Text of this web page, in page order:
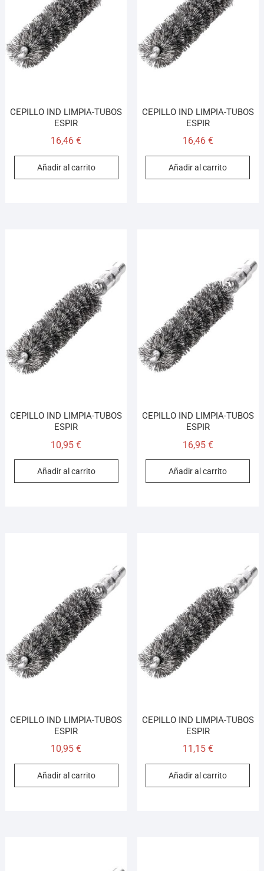
CEPILLO IND LIMPIA-TUBOS
ESPIR
16,46€
Añadir al carrito
CEPILLO IND LIMPIA-TUBOS
ESPIR
16,46 €
Añadir al carrito
CEPILLO IND LIMPIA-TUBOS
ESPIR
10,95€
Añadir al carrito
CEPILLO IND LIMPIA-TUBOS
ESPIR
16,95 €
Añadir al carrito
CEPILLO IND LIMPIA-TUBOS
ESPIR
10,95€
Añadir al carrito
CEPILLO IND LIMPIA-TUBOS
ESPIR
11,15 €
Añadir al carrito